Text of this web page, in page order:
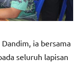
ia bersama
seluruh lapisan